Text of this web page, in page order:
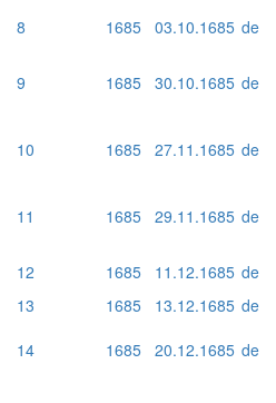
8
1685 03.10.1685 de
9 1685 30.10.1685 de
10 1685 27.11.1685 de
11 1685 29.11.1685 de
12 1685 11.12.1685 de
13
1685 13.12.1685 de
14
1685 20.12.1685 de